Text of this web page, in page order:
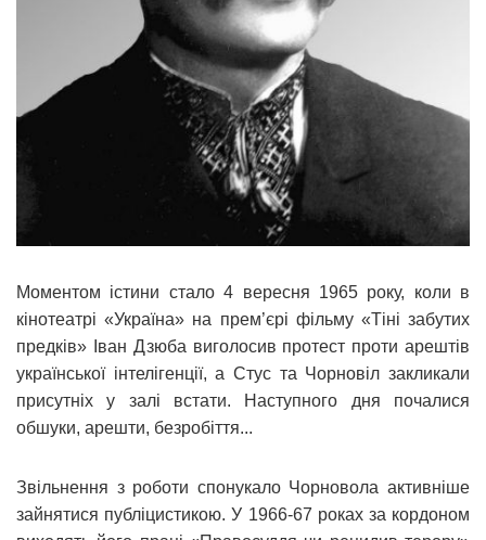
Моментом істини стало 4 вересня 1965 року, коли в
кінотеатрі «Україна» на прем’єрі фільму «Тіні забутих
предків» Іван Дзюба виголосив протест проти арештів
української інтелігенції, а Стус та Чорновіл закликали
присутніх у залі встати. Наступного дня почалися
обшуки, арешти, безробіття...
Звільнення з роботи спонукало Чорновола активніше
зайнятися публіцистикою. У 1966-67 роках за кордоном